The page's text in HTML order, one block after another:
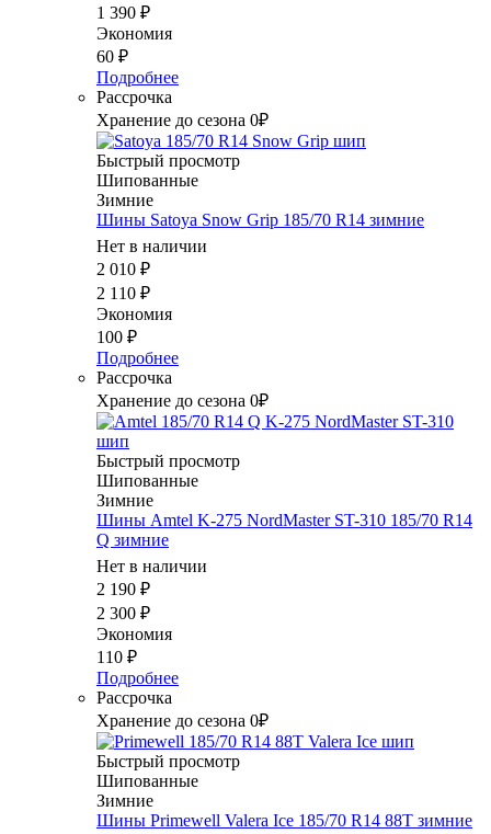
1 390 ₽
Экономия
60 ₽
Подробнее
Рассрочка
Хранение до сезона 0₽
Быстрый просмотр
Шипованные
Зимние
Шины Satoya Snow Grip 185/70 R14 зимние
Нет в наличии
2 010 ₽
2 110 ₽
Экономия
100 ₽
Подробнее
Рассрочка
Хранение до сезона 0₽
Быстрый просмотр
Шипованные
Зимние
Шины Amtel K-275 NordMaster ST-310 185/70 R14
Q зимние
Нет в наличии
2 190 ₽
2 300 ₽
Экономия
110 ₽
Подробнее
Рассрочка
Хранение до сезона 0₽
Быстрый просмотр
Шипованные
Зимние
Шины Primewell Valera Ice 185/70 R14 88T зимние